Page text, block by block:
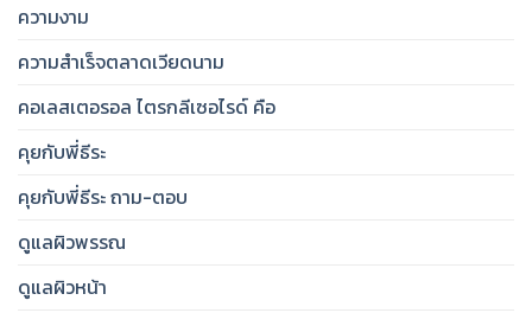
ความงาม
ความสำเร็จตลาดเวียดนาม
คอเลสเตอรอล ไตรกลีเซอไรด์ คือ
คุยกับพี่ธีระ
คุยกับพี่ธีระ ถาม-ตอบ
ดูแลผิวพรรณ
ดูแลผิวหน้า